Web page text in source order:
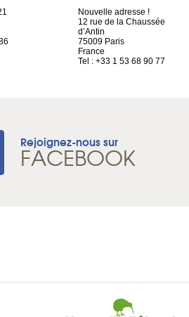
Nouvelle adresse !
12 rue de la Chaussée
d’Antin
75009 Paris
France
Tel : +33 1 53 68 90 77
Rejoignez-nous sur
FACEBOOK